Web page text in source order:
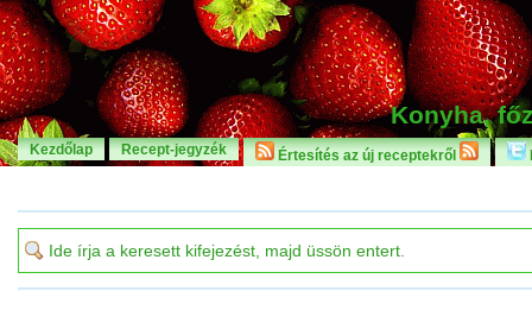
Konyha,
Kezdőlap Recept-jegyzék Értesítés az új receptekről